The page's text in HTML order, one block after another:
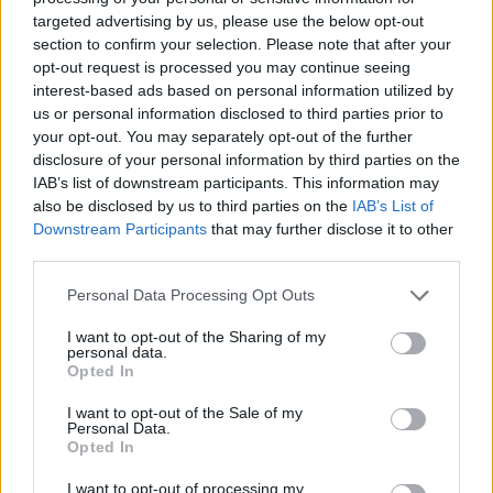
targeted advertising by us, please use the below opt-out
section to confirm your selection. Please note that after your
opt-out request is processed you may continue seeing
interest-based ads based on personal information utilized by
us or personal information disclosed to third parties prior to
your opt-out. You may separately opt-out of the further
disclosure of your personal information by third parties on the
IAB’s list of downstream participants. This information may
also be disclosed by us to third parties on the IAB’s List of
Downstream Participants that may further disclose it to other
Personal Data Processing Opt Outs
I want to opt-out of the Sharing of my
personal data.
Opted In
I want to opt-out of the Sale of my
Personal Data.
Opted In
I want to opt-out of processing my
Nel primo caso, viene indicato come vi sia una grossa
crescita della spesa dei costi di gestione dei sistemi
sanitari e contemporaneamente personale insufficiente
in rapporto al numero di malati. Inoltre le migliori
condizioni di vita migliorano e questa si allunga, ragion
per cui aumenta anche il tempo in cui le persone si
ammalano, cronicizzando alcune patologie. Infine vi è la
questione legata al fatto che non tutti i sistemi sanitari
sono uguali e questo crea delle iniquità. Basti pensare al
nostro SSN che ha diversità molto marcate in base al
territorio in cui si risiede con liste di attesa lunghissime
esempio, alla Lombardia.
Il rapporto del WEF quindi sottolinea come il vero
problema non sia la mancanza di innovazione, l’AI
percorsi sempre più personalizzati e capaci di predire le
problematiche di ogni paziente invece che di intervenire
molto difficile quando vi è unastrutturale carenza di